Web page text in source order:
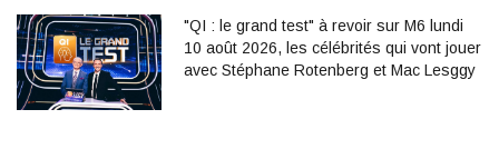
"QI : le grand test" à revoir sur M6 lundi
10 août 2026, les célébrités qui vont jouer
avec Stéphane Rotenberg et Mac Lesggy